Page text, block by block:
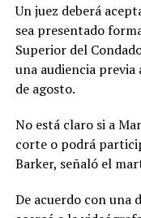
Un juez deberá
sea presentado
Superior del
una audiencia previa
de agosto.
No está claro si a
corte o podrá
Barker, señaló el
De acuerdo con una